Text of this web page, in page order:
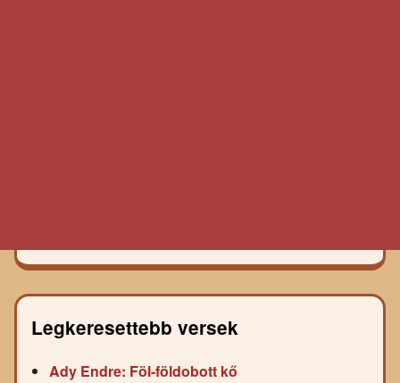
Legkeresettebb versek
Ady Endre: Föl-földobott kő